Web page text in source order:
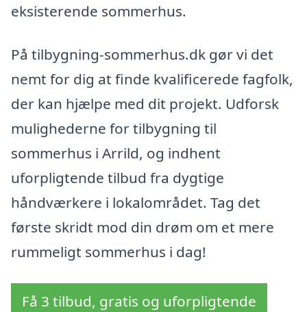
eksisterende sommerhus.
På tilbygning-sommerhus.dk gør vi det
nemt for dig at finde kvalificerede fagfolk,
der kan hjælpe med dit projekt. Udforsk
mulighederne for tilbygning til
sommerhus i Arrild, og indhent
uforpligtende tilbud fra dygtige
håndværkere i lokalområdet. Tag det
første skridt mod din drøm om et mere
rummeligt sommerhus i dag!
Få 3 tilbud, gratis og uforpligtende